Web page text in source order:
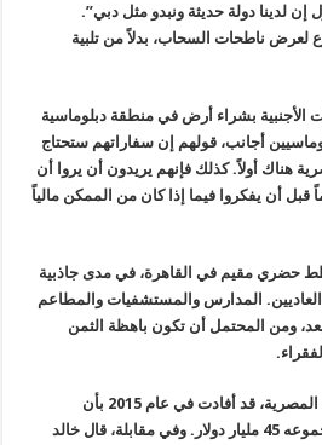
إن لدينا دولة حديثة ونبدو مثل دبي”.
لعرض ناطحات السحاب، بدلاً من تلبية
الأجنبية بشراء أرض في منطقة دبلوماسية
أجانب، قولهم إن سفاراتهم ستحتاج
هناك أولاً. كذلك فإنهم يريدون أن يروا أن
أن يفكروا فيما إذا كان من الممكن مالياً
حضري مقيم في القاهرة، في مدى جاذبية
العاديين. المدارس والمستشفيات والمطاعم
ومن المحتمل أن تكون باهظة الثمن
.
وكانت وسائل الإعلام الحكومية المصرية، قد أفادت في عام 2015 بأن
العاصمة الجديدة ستكلف ما مجموعه 45 مليار دولار. وفي مقابلة، قال خالد